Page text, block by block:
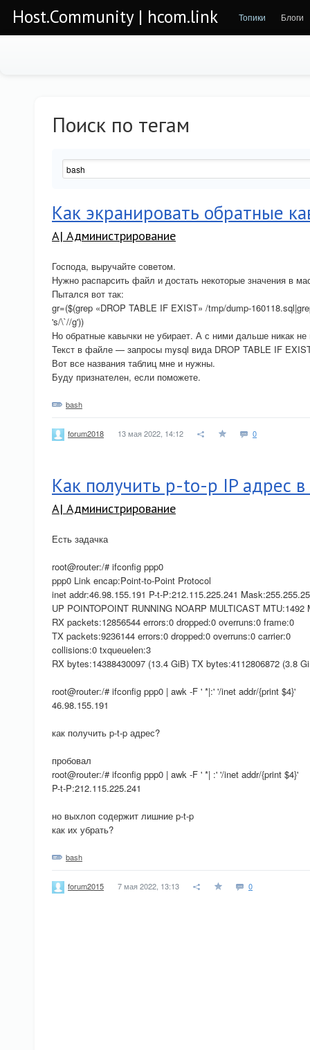
Host.Community | hcom.link Топики Блоги
Поиск по тегам
Как экранировать обратные
A| Администрирование
Господа, выручайте советом.
Нужно распарсить файл и достать некоторые значения в
Пытался вот так:
gr=($(grep «DROP TABLE IF EXIST» /tmp/dump-
's/\`//g'))
Но обратные кавычки не убирает. А с ними дальше никак не
Текст в файле — запросы mysql вида DROP TABLE IF
Вот все названия таблиц мне и нужны.
Буду признателен, если поможете.
bash
forum2018 13 мая 2022, 14:12 0
Как получить p-to-p IP адрес
A| Администрирование
Есть задачка
root@router:/# ifconfig ppp0
ppp0 Link encap:Point-to-Point Protocol
inet addr:46.98.155.191 P-t-P:212.115.225.241
UP POINTOPOINT RUNNING NOARP MULTICAST MTU:1492
RX packets:12856544 errors:0 dropped:0 overruns:0 frame:0
TX packets:9236144 errors:0 dropped:0 overruns:0 carrier:0
collisions:0 txqueuelen:3
RX bytes:14388430097 (13.4 GiB) TX bytes:4112806872 (3.8
root@router:/# ifconfig ppp0 | awk -F ' *|:' '/inet addr/{print $4}'
46.98.155.191
как получить p-t-p адрес?
пробовал
root@router:/# ifconfig ppp0 | awk -F ' *| :' '/inet addr/{print $4}'
P-t-P:212.115.225.241
но выхлоп содержит лишние p-t-p
как их убрать?
bash
forum2015 7 мая 2022, 13:13 0